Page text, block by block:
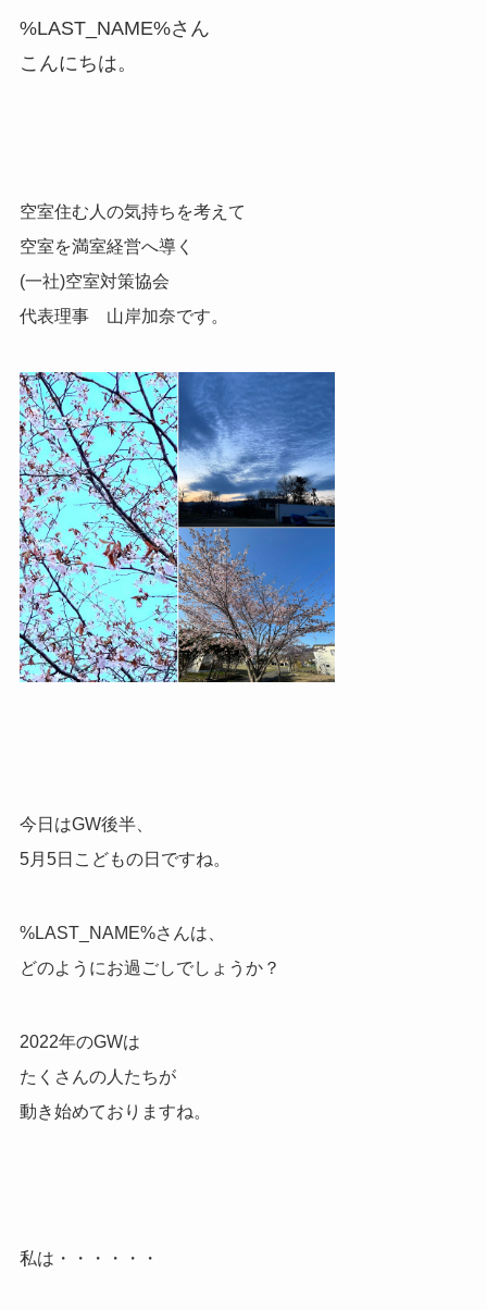
%LAST_NAME%さん
こんにちは。
空室住む人の気持ちを考えて
空室を満室経営へ導く
(一社)空室対策協会
代表理事 山岸加奈です。
今日はGW後半、
5月5日こどもの日ですね。
%LAST_NAME%さんは、
どのようにお過ごしでしょうか？
2022年のGWは
たくさんの人たちが
動き始めておりますね。
私は・・・・・・